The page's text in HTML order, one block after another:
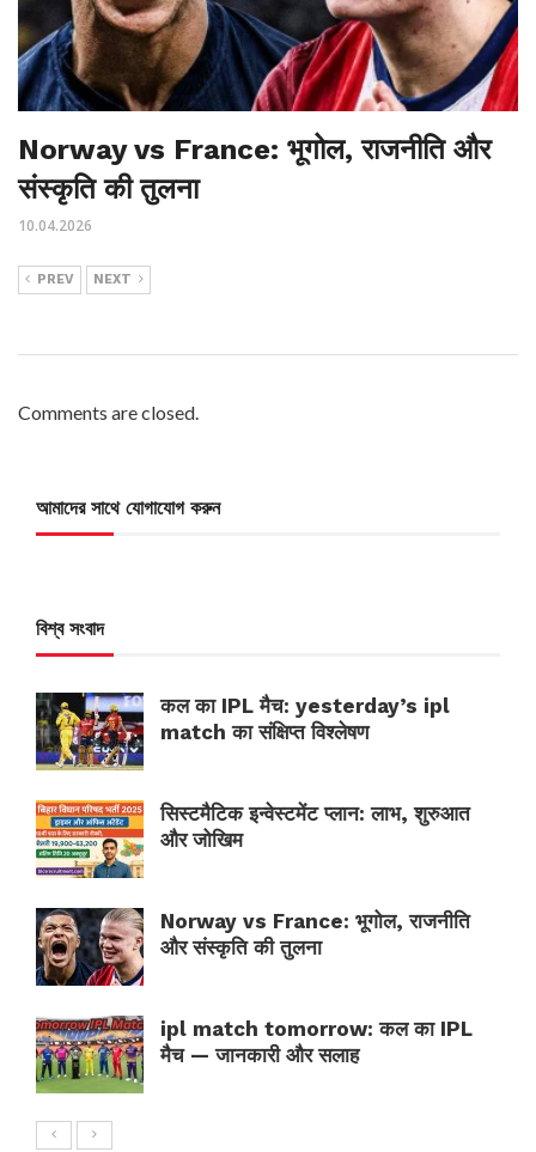
Norway vs France: भूगोल, राजनीति और
संस्कृति की तुलना
10.04.2026
PREV NEXT
Comments are closed.
আমাদের সাথে যোগাযোগ করুন
বিশ্ব সংবাদ
कल का IPL मैच: yesterday’s ipl
match का संक्षिप्त विश्लेषण
सिस्टमैटिक इन्वेस्टमेंट प्लान: लाभ, शुरुआत
और जोखिम
Norway vs France: भूगोल, राजनीति
और संस्कृति की तुलना
ipl match tomorrow: कल का IPL
मैच — जानकारी और सलाह